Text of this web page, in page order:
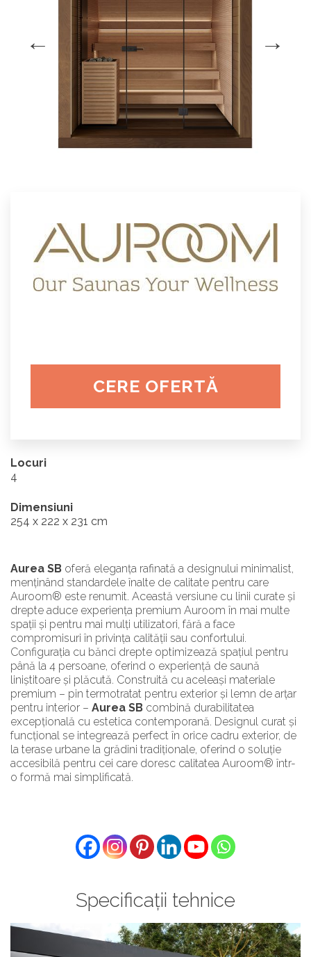
CERE OFERTĂ
Locuri
4
Dimensiuni
254 x 222 x 231 cm
Aurea SB oferă eleganța rafinată a designului minimalist,
menținând standardele înalte de calitate pentru care
Auroom® este renumit. Această versiune cu linii curate și
drepte aduce experiența premium Auroom în mai multe
spații și pentru mai mulți utilizatori, fără a face
compromisuri în privința calității sau confortului.
Configurația cu bănci drepte optimizează spațiul pentru
până la 4 persoane, oferind o experiență de saună
liniștitoare și plăcută. Construită cu aceleași materiale
premium – pin termotratat pentru exterior și lemn de arțar
pentru interior – Aurea SB combină durabilitatea
excepțională cu estetica contemporană. Designul curat și
funcțional se integrează perfect în orice cadru exterior, de
la terase urbane la grădini tradiționale, oferind o soluție
accesibilă pentru cei care doresc calitatea Auroom® într-
o formă mai simplificată.
Specificații tehnice